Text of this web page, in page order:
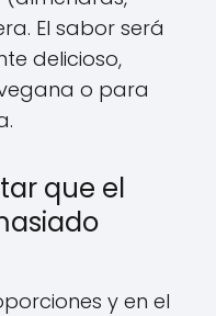
El sabor será
delicioso,
o para
que el
y en el